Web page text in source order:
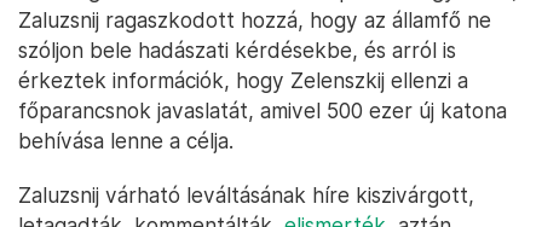
Zaluzsnij ragaszkodott hozzá, hogy az államfő ne
szóljon bele hadászati kérdésekbe, és arról is
érkeztek információk, hogy Zelenszkij ellenzi a
főparancsnok javaslatát, amivel 500 ezer új katona
behívása lenne a célja.
Zaluzsnij várható leváltásának híre kiszivárgott,